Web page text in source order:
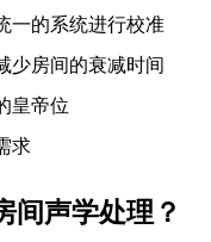
一的系统进行校准
少房间的衰减时间
皇帝位
求
间声学处理？